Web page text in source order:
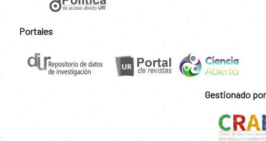
Portales
Gestionado por